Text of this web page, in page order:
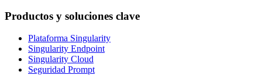
Productos y soluciones clave
Plataforma Singularity
Singularity Endpoint
Singularity Cloud
Seguridad Prompt